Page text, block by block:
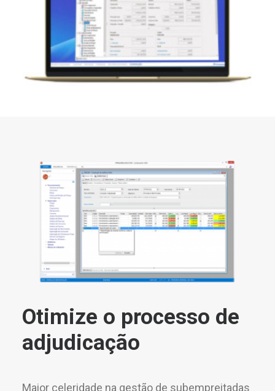
Otimize o processo de
adjudicação
Maior celeridade na gestão de subempreitadas